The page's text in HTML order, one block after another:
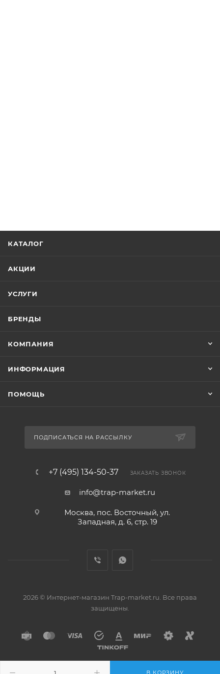
В КОРЗИНУ
КАТАЛОГ
АКЦИИ
УСЛУГИ
БРЕНДЫ
КОМПАНИЯ
ИНФОРМАЦИЯ
ПОМОЩЬ
ПОДПИСАТЬСЯ НА РАССЫЛКУ
+7 (495) 134-50-37 ЗАКАЗАТЬ ЗВОНОК
info@trap-market.ru
Москва, пос. Восточный, ул.
Западная, д. 6, стр. 19
2026 © Интернет-магазин Trap-market.ru. Все права
защищены.